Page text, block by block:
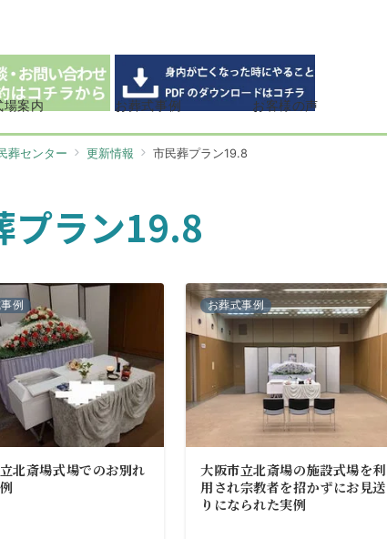
場案内 お葬式事例 お客様の声
葬センター 更新情報 市民葬プラン19.8
プラン19.8
例
北斎場式場でのお別れ
お葬式事例
大阪市立北斎場の施設式場を利
用され宗教者を招かずにお見送
りになられた実例